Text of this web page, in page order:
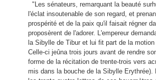
"Les sénateurs, remarquant la beauté
l'éclat insoutenable de son regard, et
prospérité et de la paix qu'il faisait régner
proposèrent de l'adorer. L'empereur
la Sibylle de Tibur et lui fit part de la
Celle-ci jeûna trois jours avant de rendre
forme de la récitation de trente-trois vers
mis dans la bouche de la Sibylle Erythrée).